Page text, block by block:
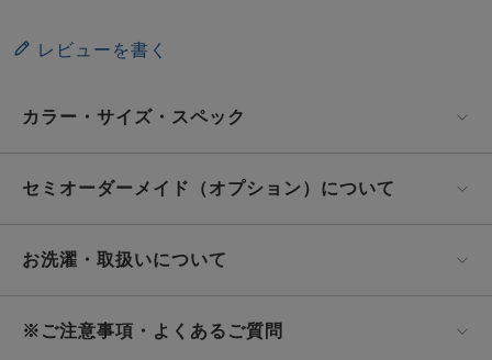
レビューを書く
カラー・サイズ・スペック
セミオーダーメイド（オプション）について
お洗濯・取扱いについて
※ご注意事項・よくあるご質問